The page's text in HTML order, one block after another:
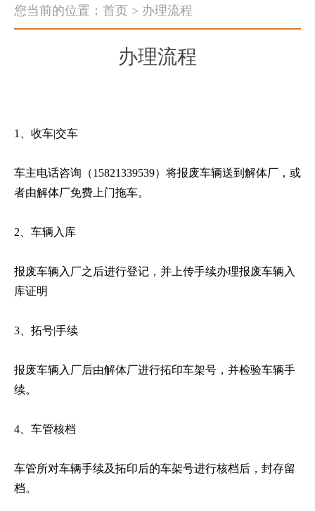
您当前的位置： 首页 > 办理流程
办理流程
1、收车|交车
车主电话咨询（15821339539）将报废车辆送到解体厂，或
者由解体厂免费上门拖车。
2、车辆入库
报废车辆入厂之后进行登记，并上传手续办理报废车辆入
库证明
3、拓号|手续
报废车辆入厂后由解体厂进行拓印车架号，并检验车辆手
续。
4、车管核档
车管所对车辆手续及拓印后的车架号进行核档后，封存留
档。